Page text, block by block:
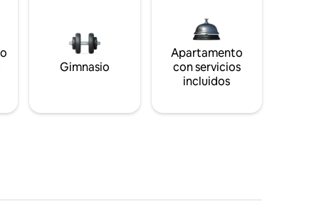
Gimnasio
Apartamento
con servicios
incluidos